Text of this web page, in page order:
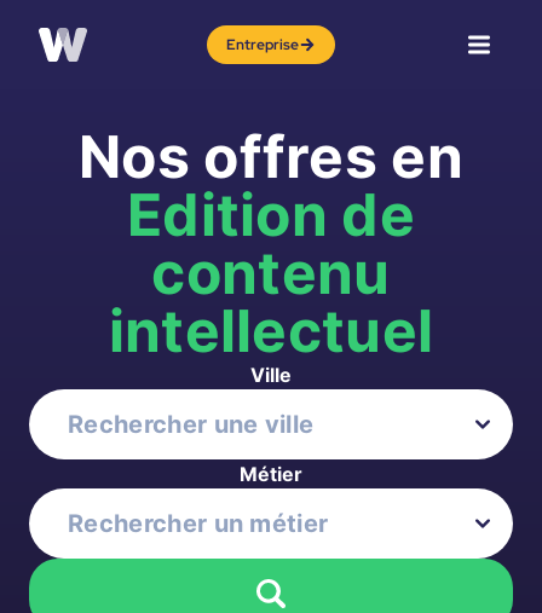
Entreprise
Nos offres en
Edition de
contenu
intellectuel
Ville
Métier